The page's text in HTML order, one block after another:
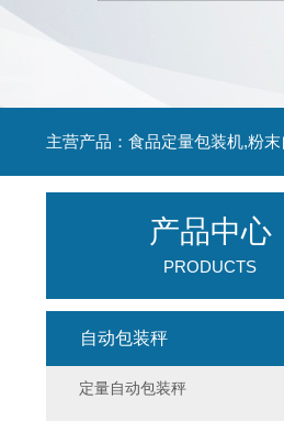
主营产品：食品定量包装机,粉
产品中心
PRODUCTS
自动包装秤
定量自动包装秤